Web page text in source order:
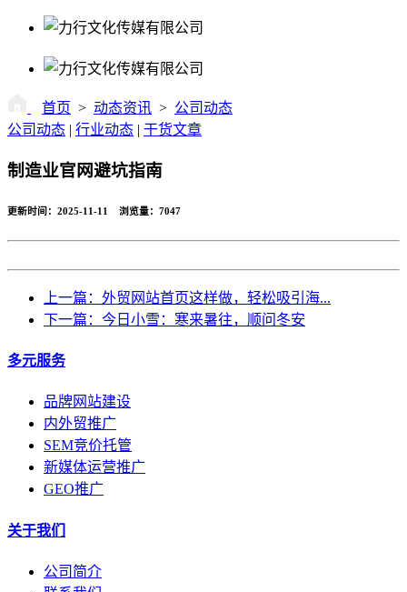
首页 > 动态资讯 > 公司动态
公司动态 | 行业动态 | 干货文章
制造业官网避坑指南
更新时间：2025-11-11 浏览量： 7047
上一篇：外贸网站首页这样做，轻松吸引海...
下一篇：今日小雪：寒来暑往，顺问冬安
多元服务
品牌网站建设
内外贸推广
SEM竞价托管
新媒体运营推广
GEO推广
关于我们
公司简介